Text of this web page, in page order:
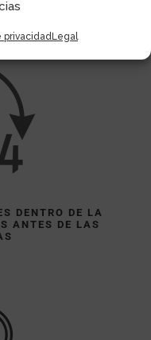
privacidadLegal
ALGUNOS
DENTRO DE LA
ANTES DE LAS